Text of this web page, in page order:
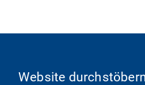
Website